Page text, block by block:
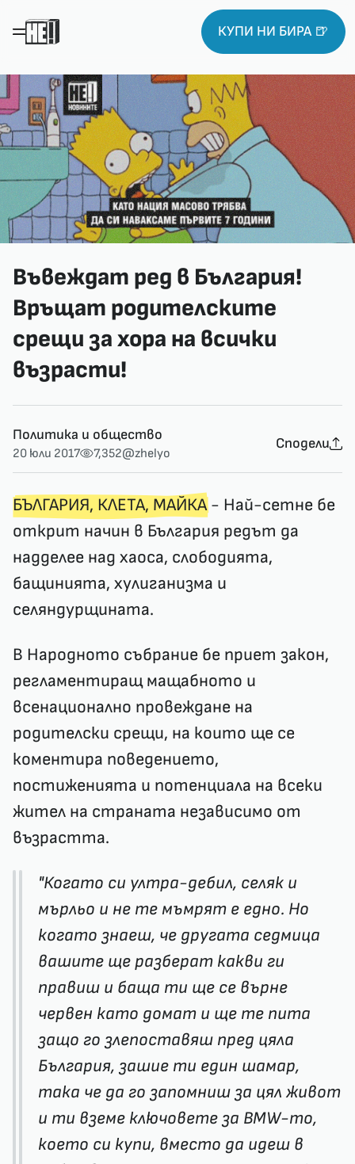
КУПИ НИ БИРА 🍺
Въвеждат ред в България!
Връщат родителските
срещи за хора на всички
възрасти!
Политика и общество
20 юли 2017 7,352@zhelyo
Сподели
БЪЛГАРИЯ, КЛЕТА, МАЙКА- Най-сетне бе
открит начин в България редът да
надделее над хаоса, слободията,
бащинията, хулиганизма и
селяндурщината.
В Народното събрание бе приет закон,
регламентиращ мащабното и
всенационално провеждане на
родителски срещи, на които ще се
коментира поведението,
постиженията и потенциала на всеки
жител на страната независимо от
възрастта.
"Когато си ултра-дебил, селяк и
мърльо и не те мъмрят е едно. Но
когато знаеш, че другата седмица
вашите ще разберат какви ги
правиш и баща ти ще се върне
червен като домат и ще те пита
защо го злепоставяш пред цяла
България, зашие ти един шамар,
така че да го запомниш за цял живот
и ти вземе ключовете за BMW-то,
което си купи, вместо да идеш в